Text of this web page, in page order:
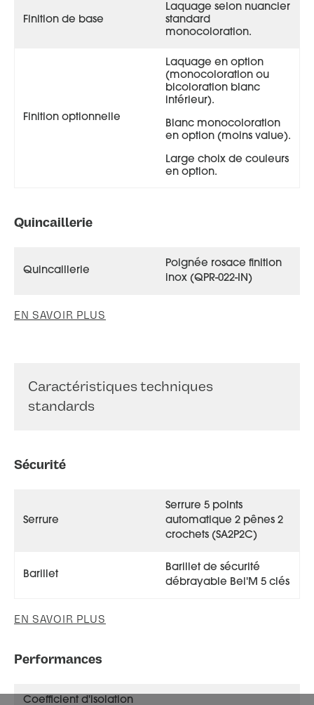
Couguar 68+ face extérieure, couleur gris 2400
Caractéristiques techniques
standards
Sécurité
Serrure
Serrure 5 points
automatique 2 pênes 2
crochets (SA2P2C)
Barillet
Barillet de sécurité
débrayable Bel'M 5 clés
EN SAVOIR PLUS
Performances
Coefficient d'isolation
Finition de base
Laquage selon nuancier
standard
monocoloration.
Finition optionnelle
Laquage en option
(monocoloration ou
bicoloration blanc
intérieur).
Blanc monocoloration
en option (moins value).
Large choix de couleurs
en option.
Quincaillerie
Quincaillerie
Poignée rosace finition
inox (QPR-022-IN)
EN SAVOIR PLUS